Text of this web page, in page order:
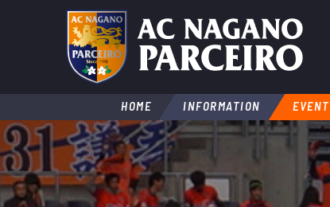
HOME INFORMATION EVENT